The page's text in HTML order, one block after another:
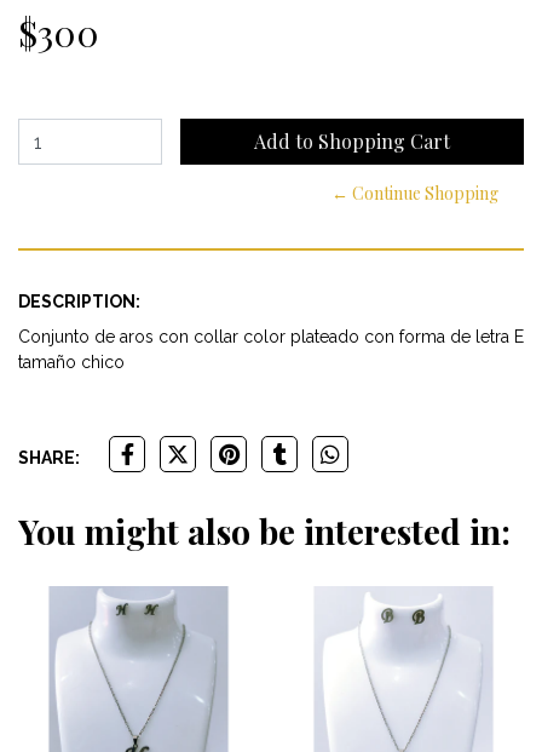
$300
← Continue Shopping
DESCRIPTION:
Conjunto de aros con collar color plateado con forma de letra E
tamaño chico
SHARE:
You might also be interested in: